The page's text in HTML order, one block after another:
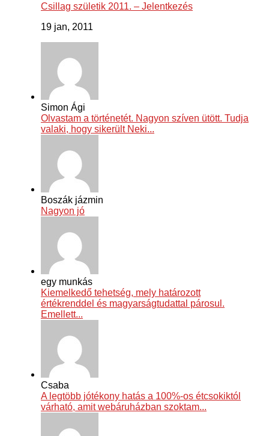
Csillag születik 2011. – Jelentkezés
19 jan, 2011
Simon Ági
Olvastam a történetét. Nagyon szíven ütött. Tudja
valaki, hogy sikerült Neki...
Boszák jázmin
Nagyon jó
egy munkás
Kiemelkedő tehetség, mely határozott
értékrenddel és magyarságtudattal párosul.
Emellett...
Csaba
A legtöbb jótékony hatás a 100%-os étcsokiktól
várható, amit webáruházban szoktam...